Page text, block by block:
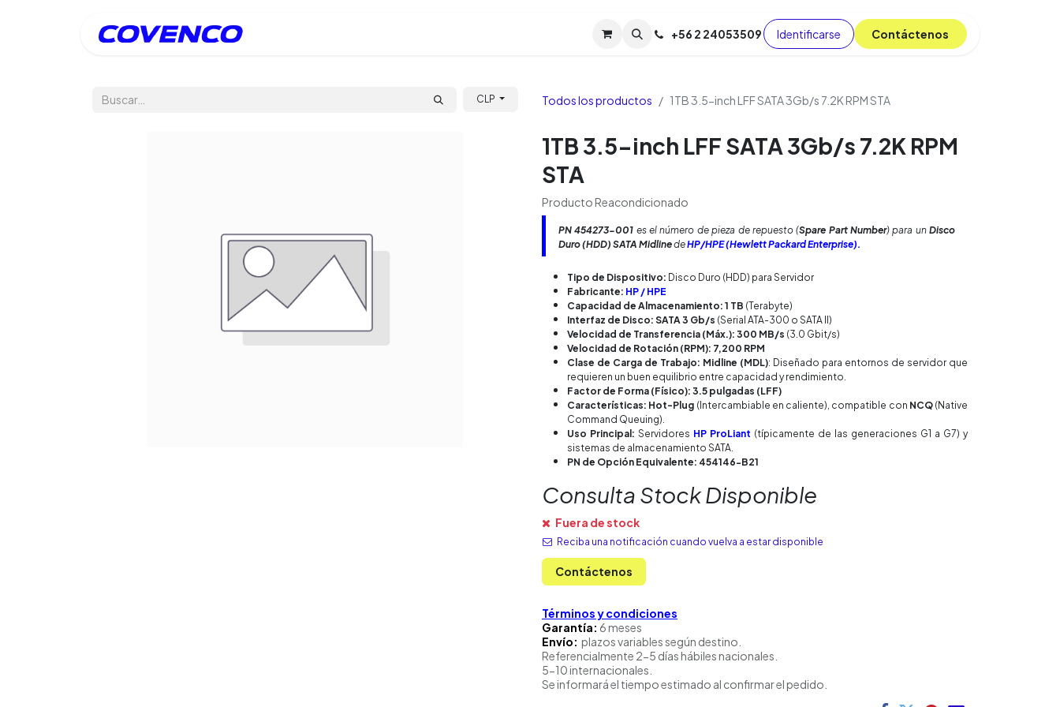
Soporte TPM (CL) Tienda Cursos Blog
+56 2 24053509 Identificarse C​​​​ont​​​​áct​​​​​​en​​​​​​os
CLP Todos los productos 1TB 3.5-inch LFF SATA 3Gb/s 7.2K RPM STA
1TB 3.5-inch LFF SATA 3Gb/s 7.2K RPM
STA
Producto Reacondicionado
PN 454273-001 es el número de pieza de repuesto (Spare Part Number) para unDisco
Duro (HDD) SATA MidlinedeHP/HPE (Hewlett Packard Enterprise).
Tipo de Dispositivo: Disco Duro (HDD) para Servidor
Fabricante: HP / HPE
Capacidad de Almacenamiento: 1 TB (Terabyte)
Interfaz de Disco: SATA 3 Gb/s (Serial ATA-300 o SATA II)
Velocidad de Transferencia (Máx.): 300 MB/s (3.0 Gbit/s)
Velocidad de Rotación (RPM): 7,200 RPM
Clase de Carga de Trabajo: Midline (MDL): Diseñado para entornos de servidor que
requieren un buen equilibrio entre capacidad y rendimiento.
Factor de Forma (Físico): 3.5 pulgadas (LFF)
Características: Hot-Plug (Intercambiable en caliente), compatible con NCQ(Native
Command Queuing).
Uso Principal: Servidores HP ProLiant (típicamente de las generaciones G1 a G7) y
sistemas de almacenamiento SATA.
PN de Opción Equivalente: 454146-B21
Consulta Stock Disponible
Fuera de stock
Reciba una notificación cuando vuelva a estar disponible
Contáctenos
Términos y condiciones
Garantía: 6 meses
Envío: plazos variables según destino.
Referencialmente 2-5 días hábiles nacionales.
5-10 internacionales.
Se informará el tiempo estimado al confirmar el pedido.